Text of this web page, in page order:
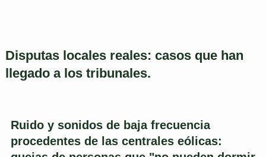
Disputas locales reales: casos que han
llegado a los tribunales.
Ruido y sonidos de baja frecuencia
procedentes de las centrales eólicas: